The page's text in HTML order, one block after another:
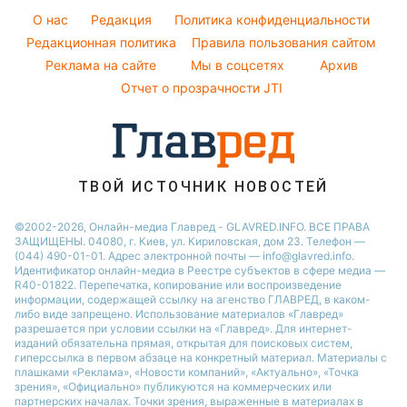
Кейт Миддлтон
Новости Львова
Новости Запорожья
Новости Днепра
Погода на сегодня
Погода на завтра
Пылевая буря
O нас Редакция
Политика конфиденциальности
Редакционная политика
Правила пользования сайтом
Реклама на сайте
Мы в соцсетях
Архив
Отчет о прозрачности JTI
ТВОЙ ИСТОЧНИК НОВОСТЕЙ
©2002-2026, Онлайн-медиа Главред - GLAVRED.INFO. ВСЕ ПРАВА
ЗАЩИЩЕНЫ. 04080, г. Киев, ул. Кириловская, дом 23. Телефон —
(044) 490-01-01. Адрес электронной почты — info@glavred.info.
Идентификатор онлайн-медиа в Реестре cубъектов в сфере медиа —
R40-01822. Перепечатка, копирование или воспроизведение
информации, содержащей ссылку на агенство ГЛАВРЕД, в каком-
либо виде запрещено. Использование материалов «Главред»
разрешается при условии ссылки на «Главред». Для интернет-
изданий обязательна прямая, открытая для поисковых систем,
гиперссылка в первом абзаце на конкретный материал. Материалы с
плашками «Реклама», «Новости компаний», «Актуально», «Точка
зрения», «Официально» публикуются на коммерческих или
партнерских началах. Точки зрения, выраженные в материалах в